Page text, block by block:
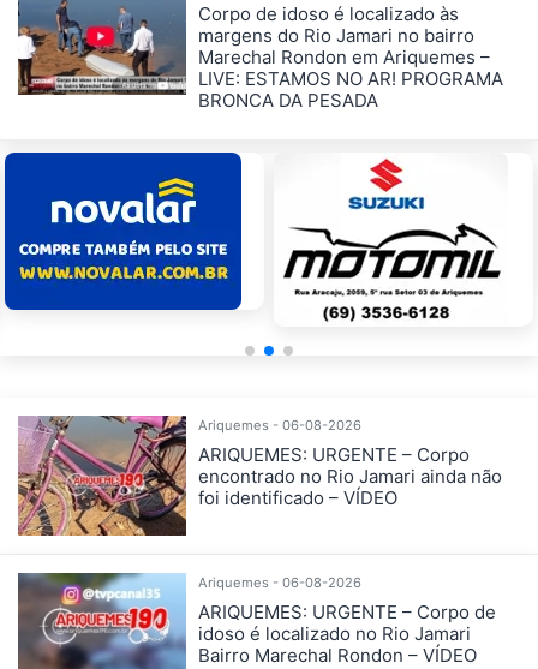
Corpo de idoso é localizado às
margens do Rio Jamari no bairro
Marechal Rondon em Ariquemes –
LIVE: ESTAMOS NO AR! PROGRAMA
BRONCA DA PESADA
Ariquemes - 06-08-2026
ARIQUEMES: URGENTE – Corpo
encontrado no Rio Jamari ainda não
foi identificado – VÍDEO
Ariquemes - 06-08-2026
ARIQUEMES: URGENTE – Corpo de
idoso é localizado no Rio Jamari
Bairro Marechal Rondon – VÍDEO